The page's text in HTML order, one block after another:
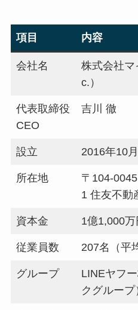
項目 内容
会社名
株式会社マ
c.）
代表取締役
CEO
吉川 徹
設立 2016年10月
所在地
〒104-
1 住友不動
資本金 1億1,000万
従業員数 207名（平
グループ
LINEヤフ
クグルー